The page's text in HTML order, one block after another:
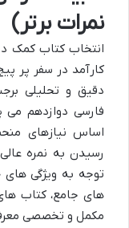
نمرات برتر)
انتخاب کتاب کمک
کارآمد در سفر پر
دقیق و تحلیلی
فارسی دوازدهم می
اساس نیازهای
رسیدن به نمره
توجه به ویژگی
های جامع، کتاب
مکمل و تخصصی